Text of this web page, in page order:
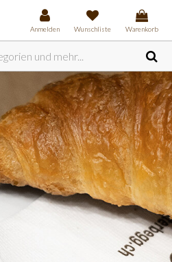
Anmelden Wunschliste Warenkorb